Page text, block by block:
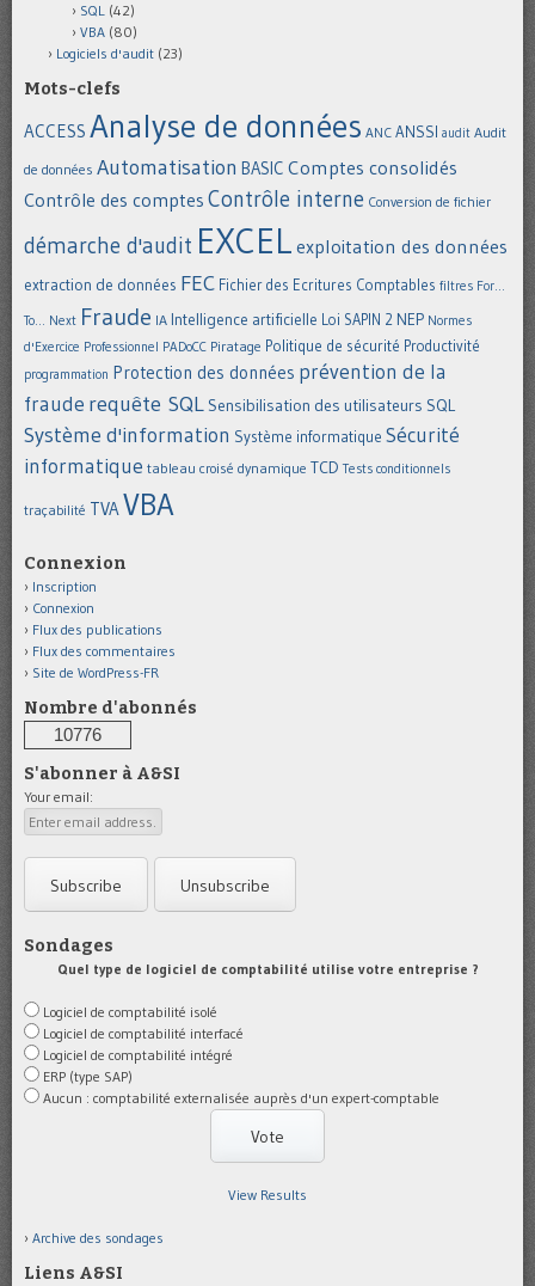
SQL (42)
VBA (80)
Logiciels d'audit (23)
Mots-clefs
ACCESS Analyse de données ANC ANSSI audit Audit
de données Automatisation BASIC Comptes consolidés
Contrôle des comptes Contrôle interne Conversion de fichier
démarche d'audit EXCEL exploitation des données
extraction de données FEC Fichier des Ecritures Comptables filtres For...
To... Next Fraude IA Intelligence artificielle Loi SAPIN 2 NEP Normes
d'Exercice Professionnel PADoCC Piratage Politique de sécurité Productivité
programmation Protection des données prévention de la
fraude requête SQL Sensibilisation des utilisateurs SQL
Système d'information Système informatique Sécurité
informatique tableau croisé dynamique TCD Tests conditionnels
traçabilité TVAVBA
Connexion
Inscription
Connexion
Flux des publications
Flux des commentaires
Site de WordPress-FR
Nombre d'abonnés
10776
S'abonner à A&SI
Your email:
Sondages
Quel type de logiciel de comptabilité utilise votre entreprise ?
Logiciel de comptabilité isolé
Logiciel de comptabilité interfacé
Logiciel de comptabilité intégré
ERP (type SAP)
Aucun : comptabilité externalisée auprès d'un expert-comptable
View Results
Archive des sondages
Liens A&SI